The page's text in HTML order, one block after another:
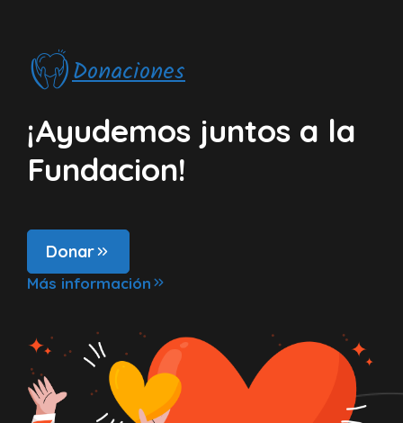
Donaciones
¡Ayudemos juntos a la
Fundacion!
Donar
Más información